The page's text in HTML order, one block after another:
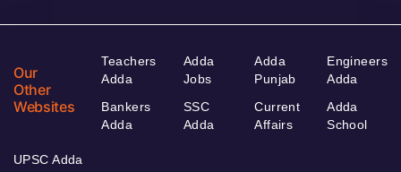
Our
Other
Websites
Teachers
Adda
Bankers
Adda
Adda
Jobs
SSC
Adda
Adda
Punjab
Current
Affairs
Engineers
Adda
Adda
School
UPSC Adda